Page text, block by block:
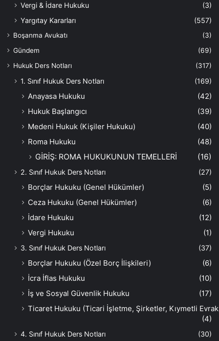
Vergi & İdare Hukuku
(3)
Yargıtay Kararları
(557)
Boşanma Avukatı
(3)
Gündem
(69)
Hukuk Ders Notları
(317)
1. Sınıf Hukuk Ders Notları (169)
Anayasa Hukuku
(42)
Hukuk Başlangıcı
(39)
Medeni Hukuk (Kişiler Hukuku)
(40)
Roma Hukuku
(48)
GİRİŞ: ROMA HUKUKUNUN TEMELLERİ
(16)
2. Sınıf Hukuk Ders Notları (27)
Borçlar Hukuku (Genel Hükümler)
(5)
Ceza Hukuku (Genel Hükümler)
(6)
İdare Hukuku
(12)
Vergi Hukuku
(1)
3. Sınıf Hukuk Ders Notları (37)
Borçlar Hukuku (Özel Borç İlişkileri)
(6)
İcra İflas Hukuku
(10)
İş ve Sosyal Güvenlik Hukuku
(17)
Ticaret Hukuku (Ticari İşletme, Şirketler, Kıymetli
(4)
4. Sınıf Hukuk Ders Notları (30)